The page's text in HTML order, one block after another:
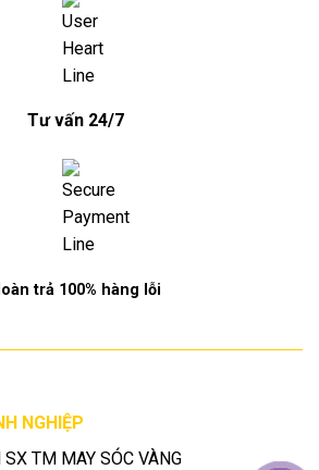
Tư vấn 24/7
trả 100% hàng lỗi
NGHIỆP
SX TM MAY SÓC VÀNG